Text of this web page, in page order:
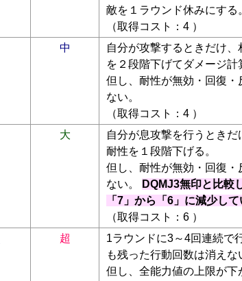
敵を１ラウンド休みにする
（取得コスト：4 ）
中
自分が攻撃するときだけ
を２段階下げてダメージ計
但し、耐性が無効・回復・
ない。
（取得コスト：4 ）
大
自分が息攻撃を行うとき
耐性を１段階下げる。
但し、耐性が無効・回復・
ない。
DQMJ3無印と比較
「7」から「6」に減少して
（取得コスト：6 ）
超
1ラウンドに3～4回連続で
も残った行動回数は消えな
但し、全能力値の上限が下